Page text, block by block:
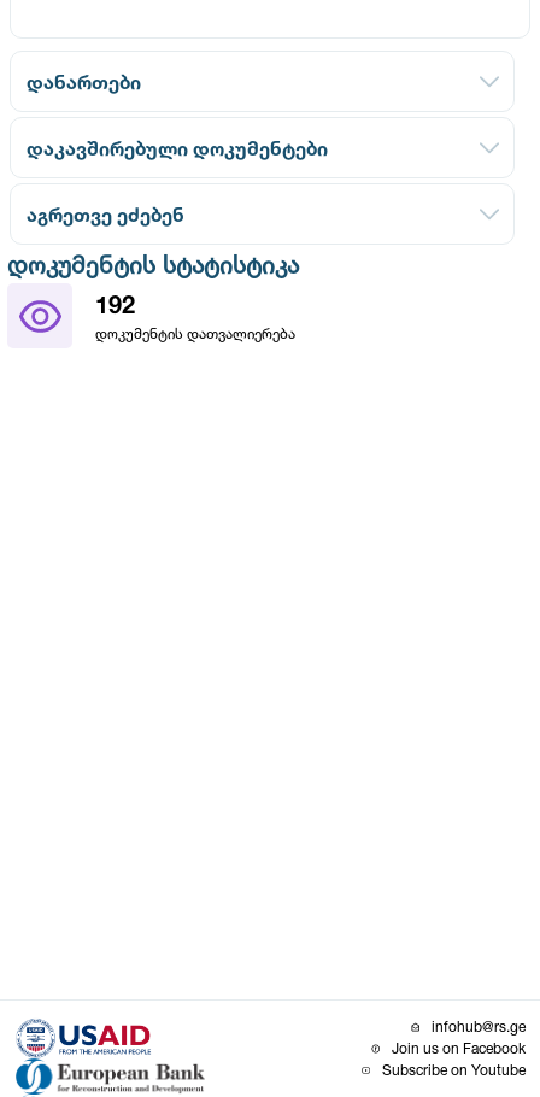
დანართები
დაკავშირებული დოკუმენტები
აგრეთვე ეძებენ
დოკუმენტის სტატისტიკა
192
დოკუმენტის დათვალიერება
infohub@rs.ge
Join us on Facebook
Subscribe on Youtube